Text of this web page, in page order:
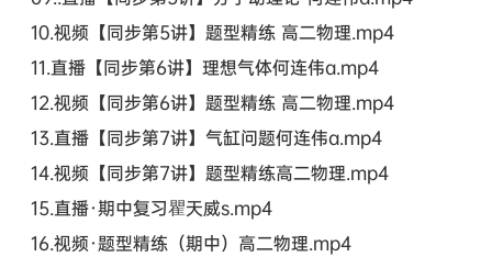
10.视频【同步第5讲】题型精练 高二物理.mp4
11.直播【同步第6讲】理想气体何连伟a.mp4
12.视频【同步第6讲】题型精练 高二物理.mp4
13.直播【同步第7讲】气缸问题何连伟a.mp4
14.视频【同步第7讲】题型精练高二物理.mp4
15.直播·期中复习瞿天威s.mp4
16.视频·题型精练（期中）高二物理.mp4